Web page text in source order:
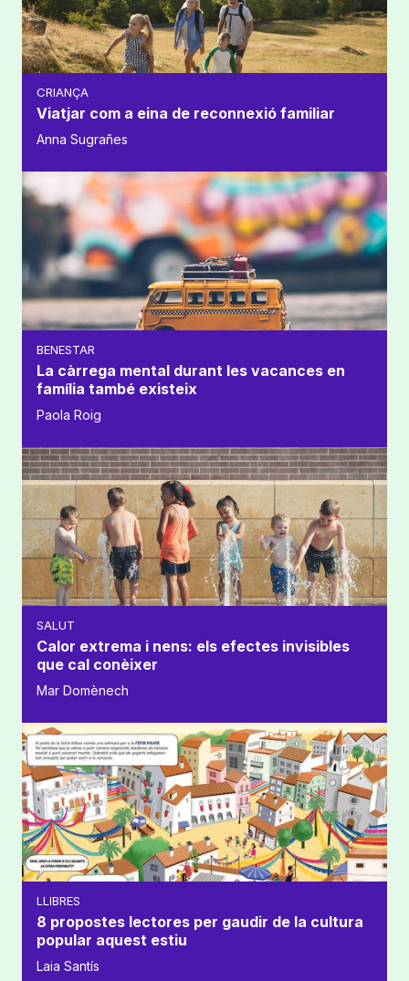
CRIANÇA
Viatjar com a eina de reconnexió familiar
Anna Sugrañes
BENESTAR
La càrrega mental durant les vacances en
família també existeix
Paola Roig
SALUT
Calor extrema i nens: els efectes invisibles
que cal conèixer
Mar Domènech
LLIBRES
8 propostes lectores per gaudir de la cultura
popular aquest estiu
Laia Santís